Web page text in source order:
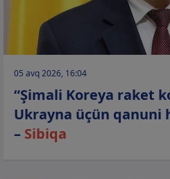
05 avq 2026, 16:04
“Şimali Koreya raket
Ukrayna üçün qanuni
– Sibiqa